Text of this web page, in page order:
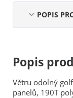
POPIS
Popis
Větru odolný
panelů, 190T